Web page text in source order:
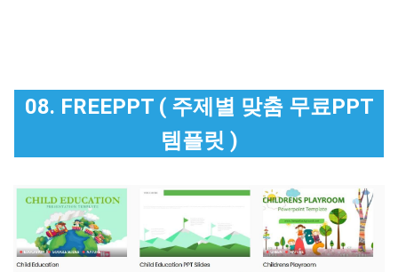
08. FREEPPT ( 주제별 맞춤 무료PPT
템플릿 )